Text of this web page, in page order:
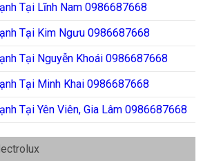
Tại Lĩnh Nam 0986687668
Tại Kim Ngưu 0986687668
Tại Nguyễn Khoái 0986687668
Tại Minh Khai 0986687668
Tại Yên Viên, Gia Lâm 0986687668